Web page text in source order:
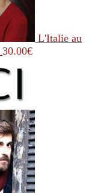
L'Italie au
30.00€